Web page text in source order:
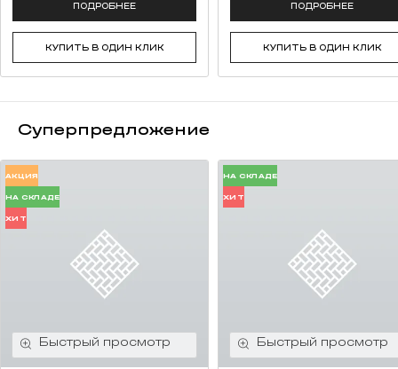
ПОДРОБНЕЕ
КУПИТЬ В ОДИН КЛИК
ПОДРОБНЕЕ
КУПИТЬ В ОДИН КЛИК
Суперпредложение
АКЦИЯ
НА СКЛАДЕ
ХИТ
НА СКЛАДЕ
ХИТ